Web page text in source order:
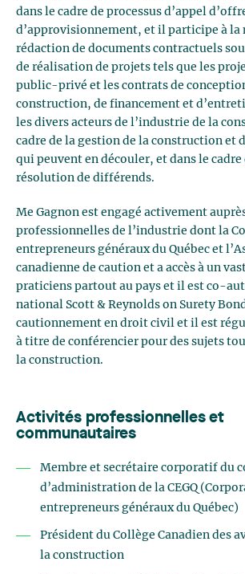
dans le cadre de processus d’appel
d’approvisionnement, et il participe à la
rédaction de documents contractuels
de réalisation de projets tels que les
public-privé et les contrats de
construction, de financement et
les divers acteurs de l’industrie de la
cadre de la gestion de la construction et
qui peuvent en découler, et dans le cadre
résolution de différends.
Me Gagnon est engagé activement
professionnelles de l’industrie dont la
entrepreneurs généraux du Québec et
canadienne de caution et a accès à un
praticiens partout au pays et il est co-
national Scott & Reynolds on Surety
cautionnement en droit civil et il est
à titre de conférencier pour des sujets
la construction.
Activités professionnelles et
communautaires
Membre et secrétaire corporatif du
d’administration de la CEGQ
entrepreneurs généraux du Québec)
Président du Collège Canadien des
la construction